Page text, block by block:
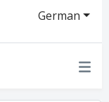
German